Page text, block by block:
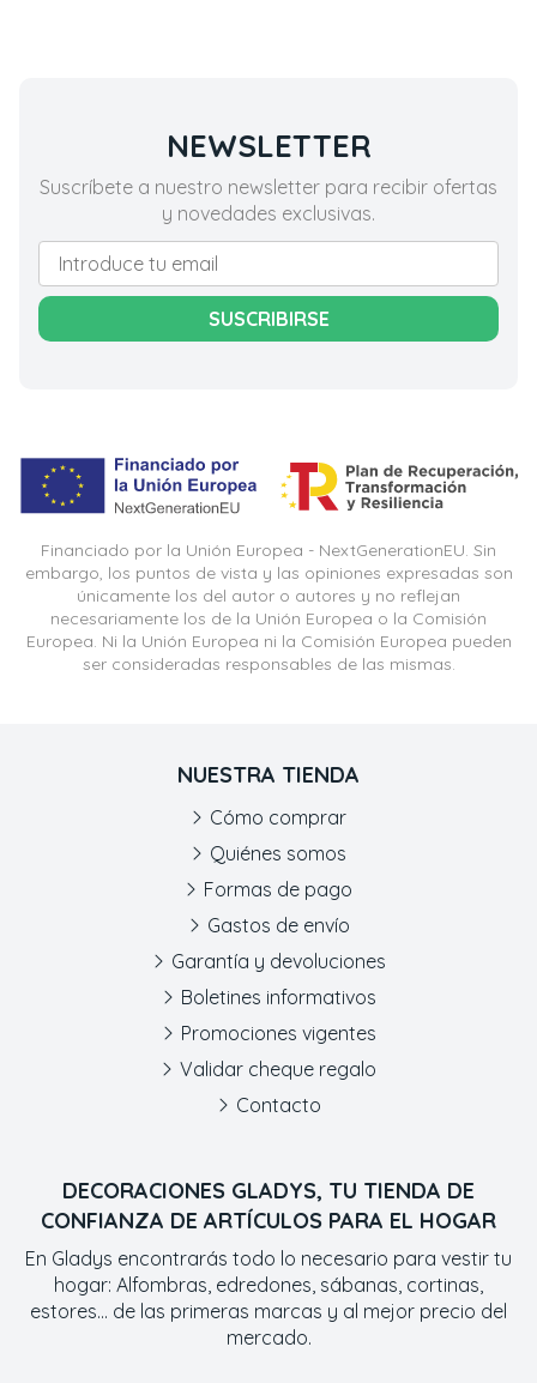
NEWSLETTER
Suscríbete a nuestro newsletter para recibir ofertas
y novedades exclusivas.
SUSCRIBIRSE
Financiado por la Unión Europea - NextGenerationEU. Sin
embargo, los puntos de vista y las opiniones expresadas son
únicamente los del autor o autores y no reflejan
necesariamente los de la Unión Europea o la Comisión
Europea. Ni la Unión Europea ni la Comisión Europea pueden
ser consideradas responsables de las mismas.
DECORACIONES GLADYS, TU TIENDA DE
CONFIANZA DE ARTÍCULOS PARA EL HOGAR
En Gladys encontrarás todo lo necesario para vestir tu
hogar: Alfombras, edredones, sábanas, cortinas,
estores... de las primeras marcas y al mejor precio del
mercado.
NUESTRA TIENDA
Cómo comprar
Quiénes somos
Formas de pago
Gastos de envío
Garantía y devoluciones
Boletines informativos
Promociones vigentes
Validar cheque regalo
Contacto